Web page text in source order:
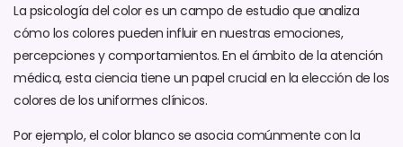
La psicología del color es un campo de estudio que analiza
cómo los colores pueden influir en nuestras emociones,
percepciones y comportamientos. En el ámbito de la atención
médica, esta ciencia tiene un papel crucial en la elección de los
colores de los uniformes clínicos.
Por ejemplo, el color blanco se asocia comúnmente con la